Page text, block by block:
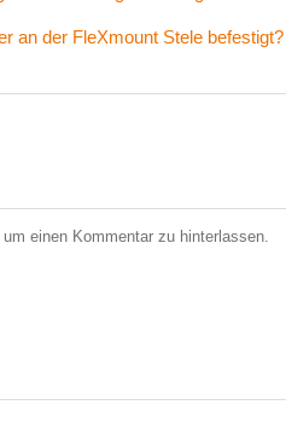
an der FleXmount Stele befestigt?
um einen Kommentar zu hinterlassen.